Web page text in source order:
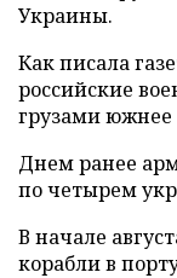
Украины.
Как писала
российские
грузами южнее
Днем ранее
по четырем
В начале
корабли в